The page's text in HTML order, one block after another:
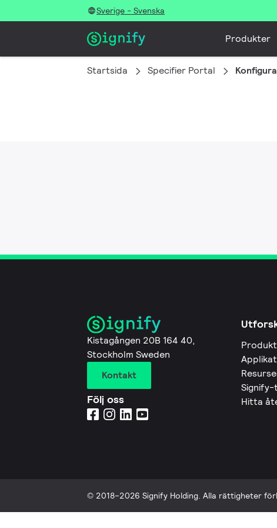
Sverige - Svenska
Produkter
Startsida Specifier Portal
Kistagången 20B 164 40,
Stockholm Sweden
Kontakt
Följ oss
Hitta
© 2018–2026 Signify Holding. Alla rättigheter